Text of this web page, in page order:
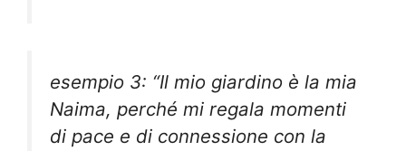
esempio 3: “Il mio giardino è la mia
Naima, perché mi regala momenti
di pace e di connessione con la